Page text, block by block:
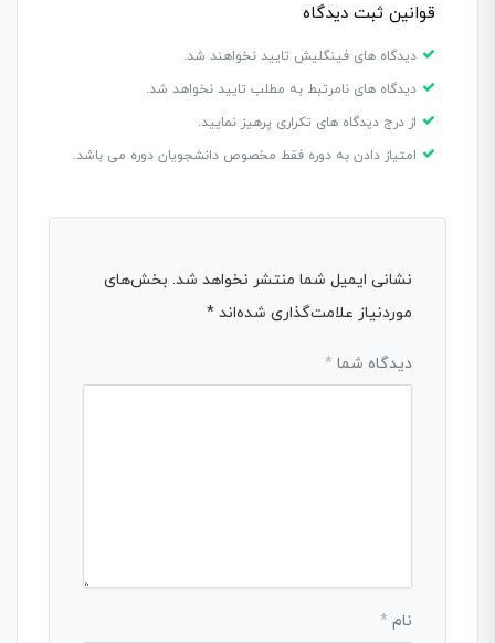
قوانین ثبت دیدگاه
دیدگاه های فینگلیش تایید نخواهند شد.
دیدگاه های نامرتبط به مطلب تایید نخواهد شد.
از درج دیدگاه های تکراری پرهیز نمایید.
امتیاز دادن به دوره فقط مخصوص دانشجویان دوره می باشد.
نشانی ایمیل شما منتشر نخواهد شد. بخش‌های
موردنیاز علامت‌گذاری شده‌اند *
دیدگاه شما *
نام *